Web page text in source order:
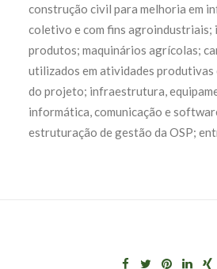
construção civil para melhoria em
coletivo e com fins
produtos; maquinários agrícolas;
utilizados em atividades
do projeto; infraestrutura,
informática, comunicação e
estruturação de gestão da OSP;